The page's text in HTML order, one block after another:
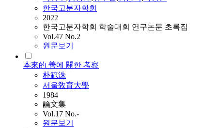
한국고분자학회
2022
한국고분자학회 학술대회 연구논문 초록집
Vol.47 No.2
원문보기
本來的 善에 關한 考察
朴範洙
서울敎育大學
1984
論文集
Vol.17 No.-
원문보기